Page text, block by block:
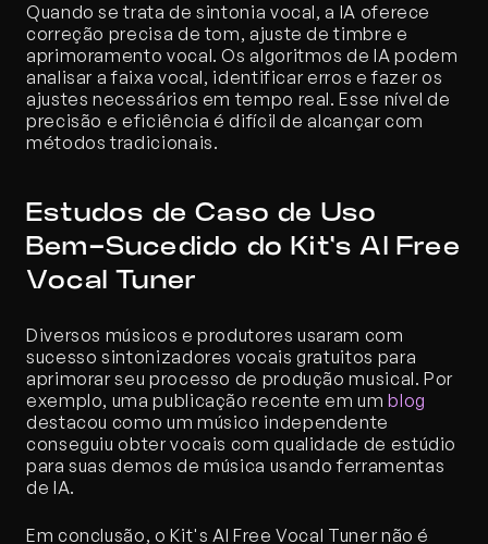
Quando se trata de sintonia vocal, a IA oferece
correção precisa de tom, ajuste de timbre e
aprimoramento vocal. Os algoritmos de IA podem
analisar a faixa vocal, identificar erros e fazer os
ajustes necessários em tempo real. Esse nível de
precisão e eficiência é difícil de alcançar com
métodos tradicionais.
Estudos de Caso de Uso
Bem-Sucedido do Kit's AI Free
Vocal Tuner
Diversos músicos e produtores usaram com
sucesso sintonizadores vocais gratuitos para
aprimorar seu processo de produção musical. Por
exemplo, uma publicação recente em um blog
destacou como um músico independente
conseguiu obter vocais com qualidade de estúdio
para suas demos de música usando ferramentas
de IA.
Em conclusão, o Kit's AI Free Vocal Tuner não é